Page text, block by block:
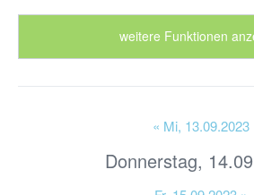
weitere Funktionen
« Mi, 13.09.2023
Donnerstag,